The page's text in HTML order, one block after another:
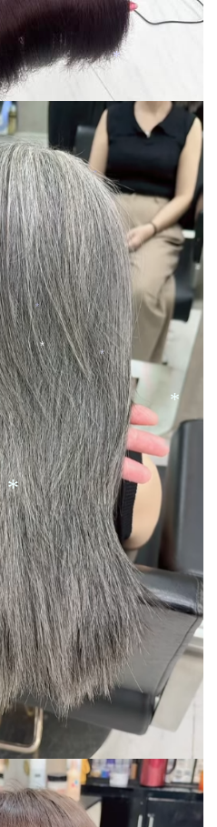
*
*
*
*
*
*
*